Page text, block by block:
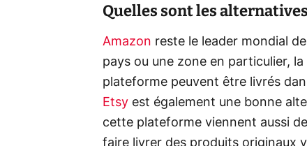
Quelles sont les alternatives
Amazon reste le leader mondial
pays ou une zone en particulier,
plateforme peuvent être livrés
Etsy est également une bonne
cette plateforme viennent aussi
faire livrer des produits originaux